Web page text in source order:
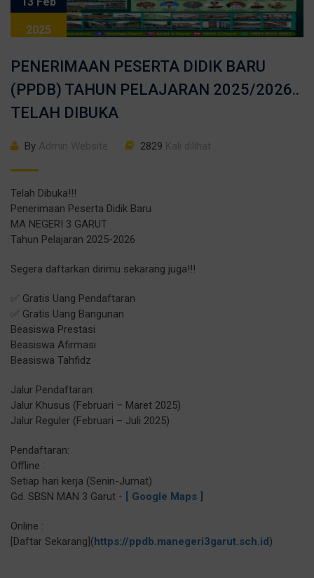
2025
PENERIMAAN PESERTA DIDIK BARU
(PPDB) TAHUN PELAJARAN 2025/2026..
TELAH DIBUKA
By 2829
Telah Dibuka!!!
Penerimaan Peserta Didik Baru
MA NEGERI 3 GARUT
Tahun Pelajaran 2025-2026
Segera daftarkan dirimu sekarang juga!!!
✅ Gratis Uang Pendaftaran
✅ Gratis Uang Bangunan
Beasiswa Prestasi
Beasiswa Afirmasi
Beasiswa Tahfidz
Jalur Pendaftaran:
Jalur Khusus (Februari – Maret 2025)
Jalur Reguler (Februari – Juli 2025)
Pendaftaran:
Offline :
Setiap hari kerja (Senin-Jumat)
Gd. SBSN MAN 3 Garut - [ Google Maps ]
Online :
[Daftar Sekarang](https://ppdb.manegeri3garut.sch.id)